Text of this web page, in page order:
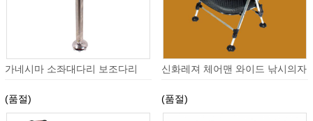
가네시마 소좌대다리 보조다리
(품절)
신화레져 체어맨 와이드 낚시의자
(품절)